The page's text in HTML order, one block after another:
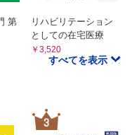
第
リハビリテーション
としての在宅医療
￥3,520
すべてを表示
3